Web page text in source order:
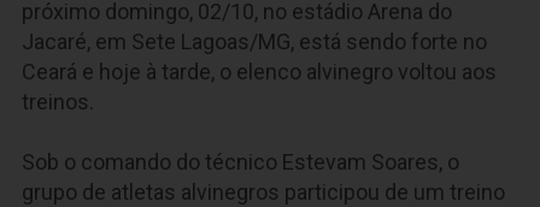
próximo domingo, 02/10, no estádio Arena do
Jacaré, em Sete Lagoas/MG, está sendo forte no
Ceará e hoje à tarde, o elenco alvinegro voltou aos
treinos.
Sob o comando do técnico Estevam Soares, o
grupo de atletas alvinegros participou de um treino